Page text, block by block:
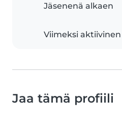
Jäsenenä alkaen
Viimeksi aktiivinen
Jaa tämä profiili